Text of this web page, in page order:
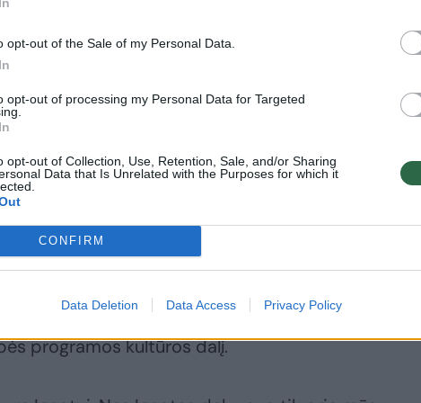
opt-out of the Sale of my Personal Data.
opt-out of processing my Personal Data for Targeted
opt-out of Collection, Use, Retention, Sale, and/or Sharing
Data that Is Unrelated with the Purposes for which it
CONFIRM
Data Deletion Data Access Privacy Policy
su ministru ir pasišnekės, emocijas reikia šiek
suformuotas Vyriausybės programos
pagrindinis iššūkis I. Adomavičiui bus tai, jog jam
partijos (LSDP) suformuotas
programos kultūros dalį.